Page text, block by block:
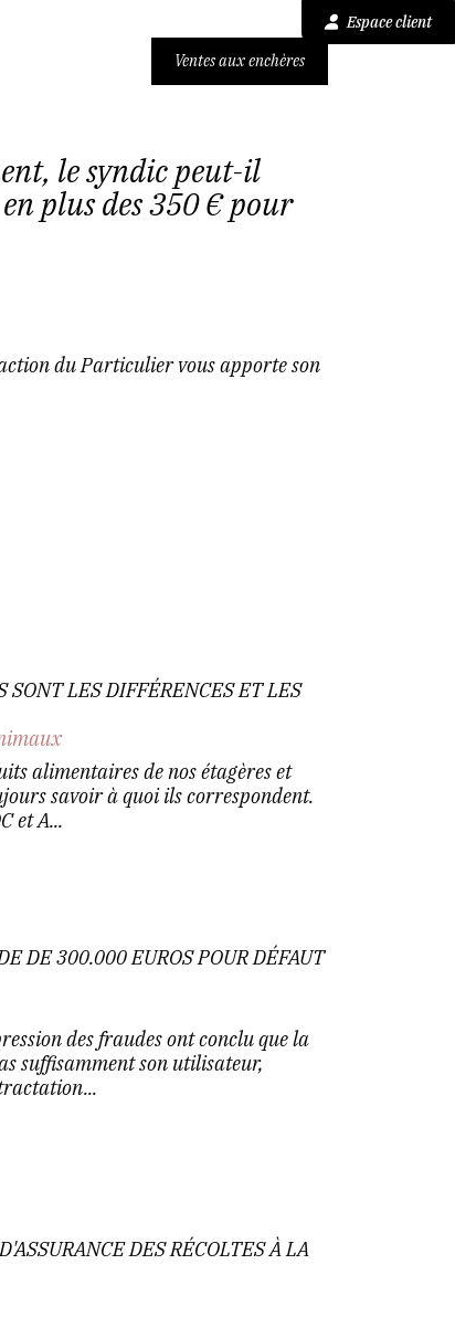
Espace client
Ventes aux enchères
le syndic peut-il
plus des 350 € pour
du Particulier vous apporte son
SONT LES DIFFÉRENCES ET LES
alimentaires de nos étagères et
savoir à quoi ils correspondent.
et A...
DE 300.000 EUROS POUR DÉFAUT
des fraudes ont conclu que la
suffisamment son utilisateur,
DES RÉCOLTES À LA